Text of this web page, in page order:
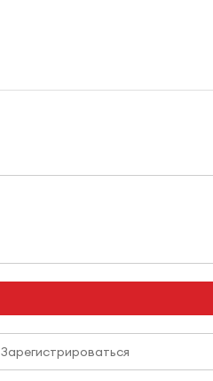
Зарегистрироваться